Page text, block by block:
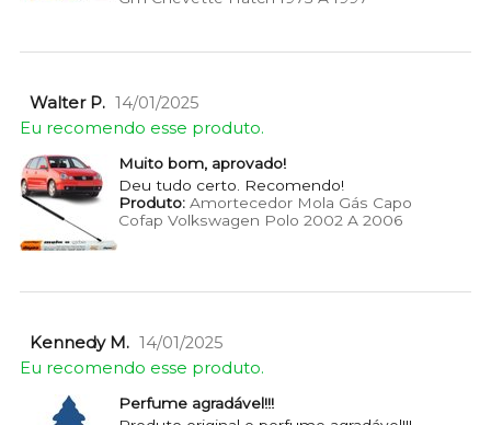
Walter P. 14/01/2025
Eu recomendo esse produto.
Muito bom, aprovado!
Deu tudo certo. Recomendo!
Produto:Amortecedor Mola Gás Capo
Cofap Volkswagen Polo 2002 A 2006
Kennedy M. 14/01/2025
Eu recomendo esse produto.
Perfume agradável!!!